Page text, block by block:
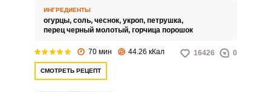
зелени и чеснока – они
придадут огурчикам
великолепный аромат, и
он придаст огурцам приятный
ИНГРЕДИЕНТЫ
огурцы, соль, чеснок, укроп, петрушка,
перец черный молотый, горчица порошок
70 мин 44.26 кКал 16426 0
СМОТРЕТЬ РЕЦЕПТ